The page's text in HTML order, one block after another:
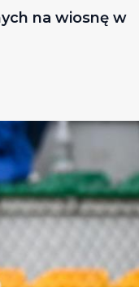
na wiosnę w